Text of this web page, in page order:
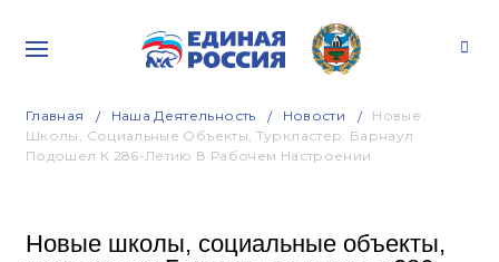
Главная Наша Деятельность Новости
Новые
Школы, Социальные Объекты, Туркластер: Барнаул
Подошел К 286-Летию В Рабочем Настроении
Новые школы, социальные объекты,